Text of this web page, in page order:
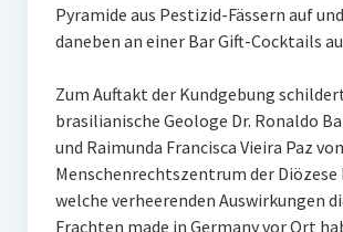
Pyramide aus Pestizid-Fässern auf
daneben an einer Bar Gift-Cocktails
Zum Auftakt der Kundgebung
brasilianische Geologe Dr. Ronaldo
und Raimunda Francisca Vieira Paz
Menschenrechtszentrum der Diözese
welche verheerenden Auswirkungen
Frachten made in Germany vor Ort